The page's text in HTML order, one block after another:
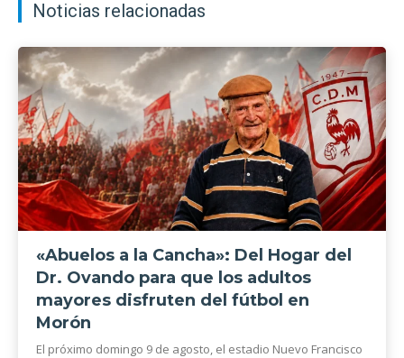
Noticias relacionadas
«Abuelos a la Cancha»: Del Hogar del
Dr. Ovando para que los adultos
mayores disfruten del fútbol en
Morón
El próximo domingo 9 de agosto, el estadio Nuevo Francisco